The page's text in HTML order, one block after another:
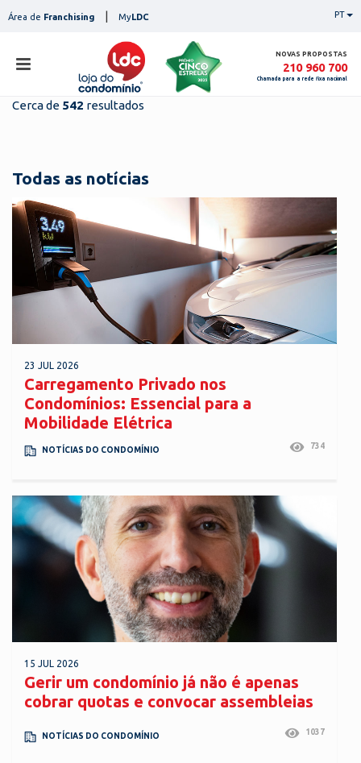
toÁrea de Franchising MyLDC PT
NOVAS PROPOSTAS
210 960 700
Chamada para a rede fixa nacional
notícias
contactos
Cerca de 542 resultados
Todas as notícias
23 JUL 2026
Carregamento Privado nos
Condomínios: Essencial para a
Mobilidade Elétrica
NOTÍCIAS DO CONDOMÍNIO 734
15 JUL 2026
Gerir um condomínio já não é apenas
cobrar quotas e convocar assembleias
NOTÍCIAS DO CONDOMÍNIO 1037